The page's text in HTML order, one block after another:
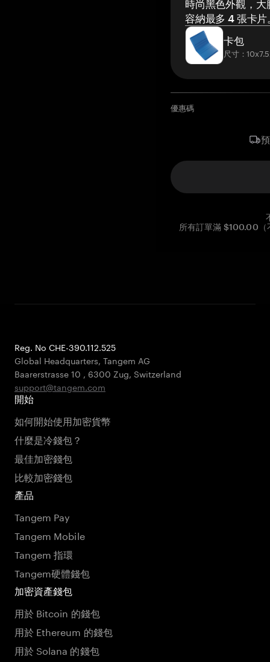
時尚黑色外觀，大
容納最多 4 張卡片
卡包
尺寸：
優惠碼
所有訂單滿 $100.00（
Reg. No CHE-390.112.525
Global Headquarters, Tangem AG
Baarerstrasse 10 , 6300 Zug, Switzerland
support@tangem.com
開始
如何開始使用加密貨幣
什麼是冷錢包？
最佳加密錢包
比較加密錢包
產品
Tangem Pay
Tangem Mobile
Tangem 指環
Tangem硬體錢包
加密資產錢包
用於 Bitcoin 的錢包
用於 Ethereum 的錢包
用於 Solana 的錢包